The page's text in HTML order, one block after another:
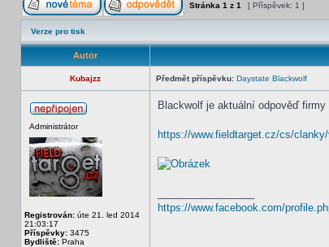
Stránka 1 z 1 [ Příspěvek: 1 ]
Verze pro tisk
Autor
Kubajzz Předmět příspěvku: Daystate Blackwolf
Administrátor
Registrován: úte 21. led 2014
21:03:17
Příspěvky: 3475
Bydliště: Praha
Blackwolf je aktuální odpověď
https://www.fieldtarget.cz/cs/
https://www.facebook.com/